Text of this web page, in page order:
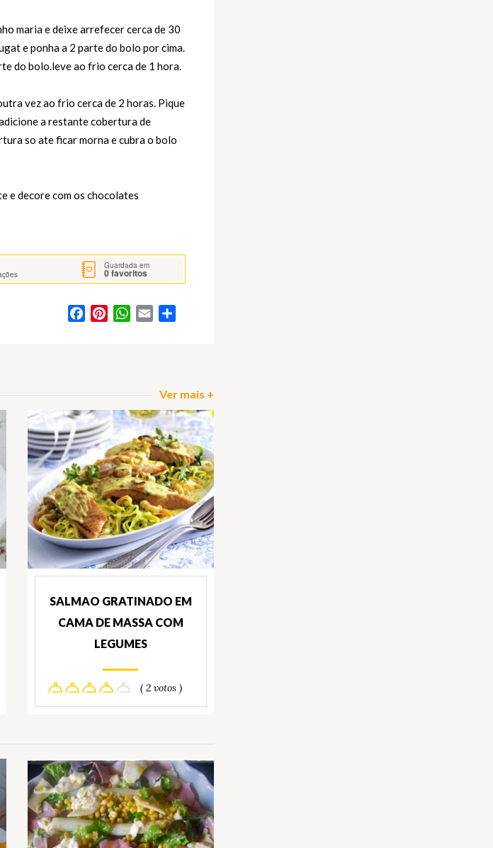
maria e deixe arrefecer cerca de 30
e ponha a 2 parte do bolo por cima.
do bolo.leve ao frio cerca de 1 hora.
vez ao frio cerca de 2 horas. Pique
a restante cobertura de
so ate ficar morna e cubra o bolo
e decore com os chocolates
Guardada em
0favoritos
FacebookPinterestWhatsApp
Email
Ver mais +
SALMAO GRATINADO EM
CAMA DE MASSA COM
LEGUMES
( 2 votos )